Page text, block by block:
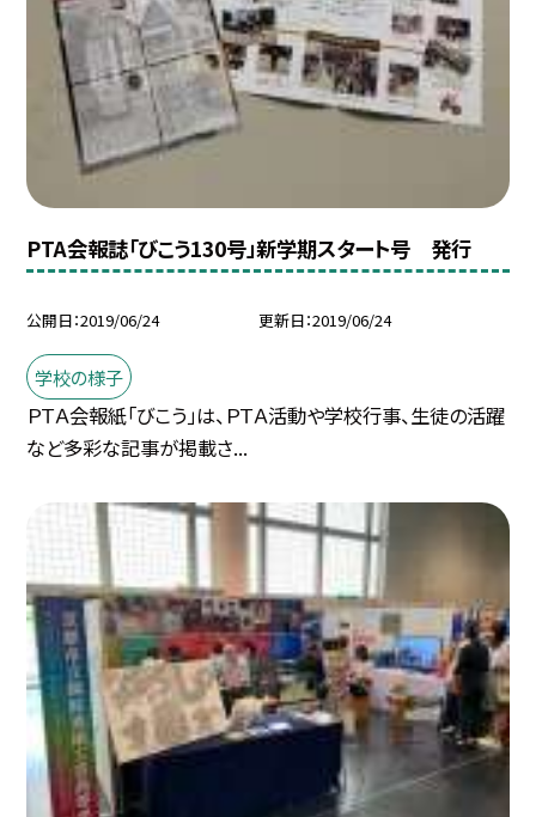
PTA会報誌「びこう130号」新学期スタート号 発行
公開日 2019/06/24 更新日 2019/06/24
学校の様子
ＰＴＡ会報紙「びこう」は、ＰＴＡ活動や学校行事、生徒の活躍
など多彩な記事が掲載さ...